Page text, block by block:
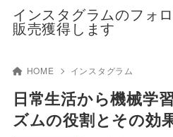
インスタグラムのフォ
販売獲得します
HOME インスタグラム
日常生活から機械学
ズムの役割とその効